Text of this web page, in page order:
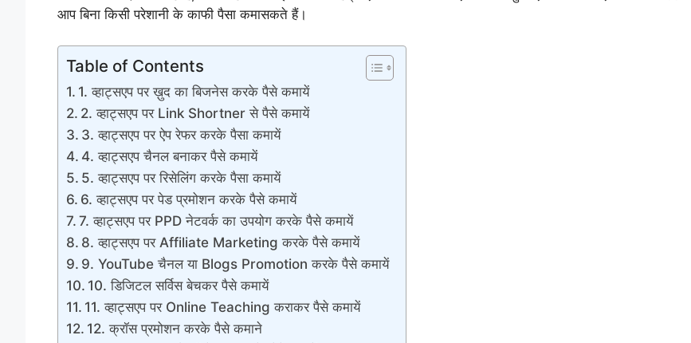
आप बिना किसी परेशानी के काफी पैसा कमासकते हैं।
Table of Contents
1. व्हाट्सएप पर ख़ुद का बिजनेस करके पैसे कमायें
2. व्हाट्सएप पर Link Shortner से पैसे कमायें
3. व्हाट्सएप पर ऐप रेफर करके पैसा कमायें
4. व्हाट्सएप चैनल बनाकर पैसे कमायें
5. व्हाट्सएप पर रिसेलिंग करके पैसा कमायें
6. व्हाट्सएप पर पेड प्रमोशन करके पैसे कमायें
7. व्हाट्सएप पर PPD नेटवर्क का उपयोग करके पैसे कमायें
8. व्हाट्सएप पर Affiliate Marketing करके पैसे कमायें
9. YouTube चैनल या Blogs Promotion करके पैसे कमायें
10. डिजिटल सर्विस बेचकर पैसे कमायें
11. व्हाट्सएप पर Online Teaching कराकर पैसे कमायें
12. क्रॉस प्रमोशन करके पैसे कमाने